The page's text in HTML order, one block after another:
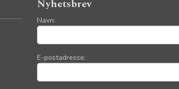
Nyhetsbrev
Navn:
E-postadresse: